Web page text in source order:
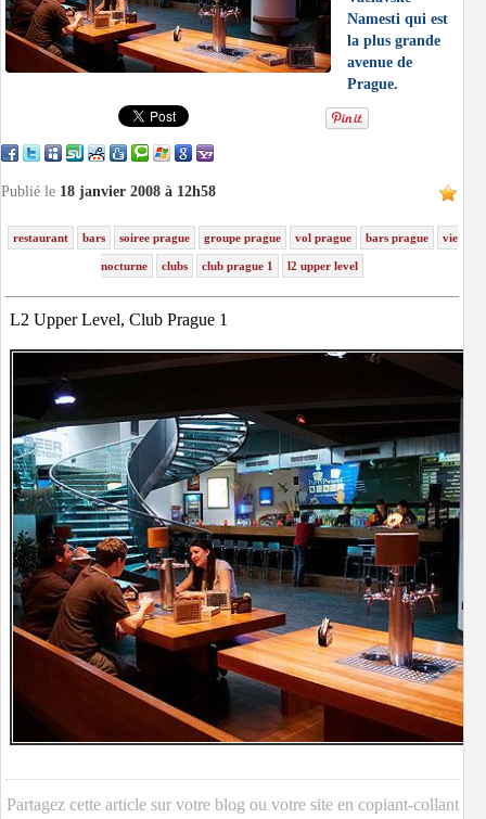
Namesti qui est
la plus grande
avenue de
Prague.
Publié le 18 janvier 2008 à 12h58
restaurant bars soiree prague groupe prague vol prague bars prague vie
nocturne clubs club prague 1 l2 upper level
L2 Upper Level, Club Prague 1
Partagez cette article sur votre blog ou votre site en copiant-collant